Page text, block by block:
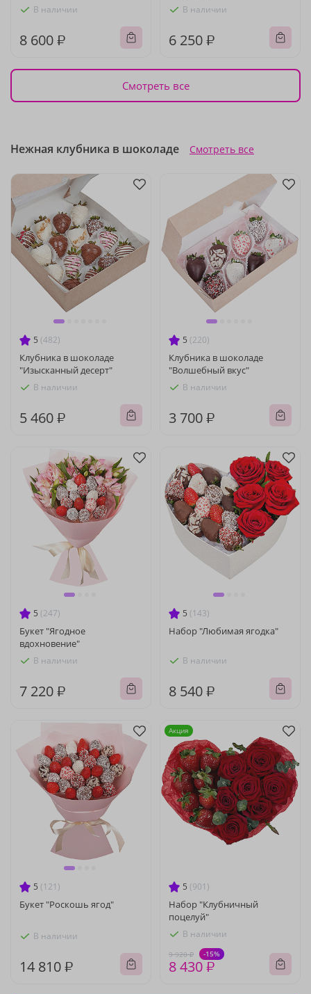
В наличии
8 600 ₽
В наличии
6 250 ₽
Смотреть все
Нежная клубника в шоколаде Смотреть все
5 (482)
Клубника в шоколаде
"Изысканный десерт"
В наличии
5 460 ₽
5 (220)
Клубника в шоколаде
"Волшебный вкус"
В наличии
3 700 ₽
5 (247)
Букет "Ягодное
вдохновение"
В наличии
7 220 ₽
5 (143)
Набор "Любимая ягодка"
В наличии
8 540 ₽
5 (121)
Букет "Роскошь ягод"
В наличии
14 810 ₽
5 (901)
Набор "Клубничный
поцелуй"
В наличии
9 920 ₽ -15%
8 430 ₽
Акция